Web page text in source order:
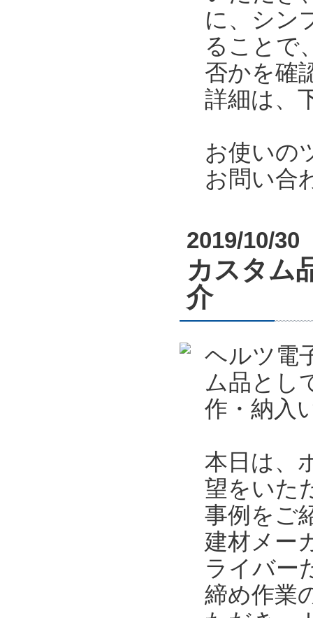
に、シン
ることで
否かを確
詳細は、
お使いの
お問い合
2019/10/30
カスタム
介
ヘルツ電
ム品とし
作・納入
本日は、
望をいた
事例をご
建材メー
ライバー
締め作業